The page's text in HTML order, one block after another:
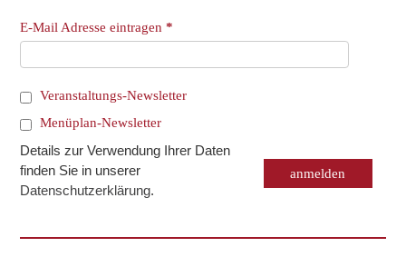
E-Mail Adresse eintragen*
Veranstaltungs-Newsletter
Menüplan-Newsletter
Details zur Verwendung Ihrer Daten
finden Sie in unserer
Datenschutzerklärung.